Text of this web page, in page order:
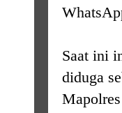
Saat ini
diduga